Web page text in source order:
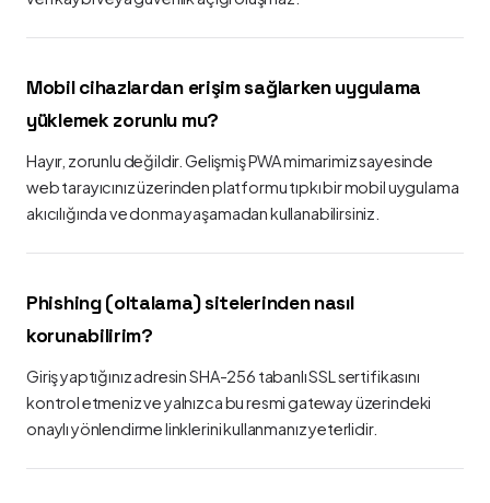
Mobil cihazlardan erişim sağlarken uygulama
yüklemek zorunlu mu?
Hayır, zorunlu değildir. Gelişmiş PWA mimarimiz sayesinde
web tarayıcınız üzerinden platformu tıpkı bir mobil uygulama
akıcılığında ve donma yaşamadan kullanabilirsiniz.
Phishing (oltalama) sitelerinden nasıl
korunabilirim?
Giriş yaptığınız adresin SHA-256 tabanlı SSL sertifikasını
kontrol etmeniz ve yalnızca bu resmi gateway üzerindeki
onaylı yönlendirme linklerini kullanmanız yeterlidir.